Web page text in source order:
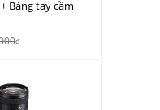
Báng tay cầm
đ